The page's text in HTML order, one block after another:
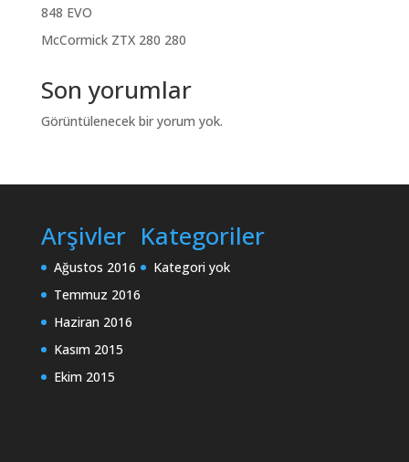
848 EVO
McCormick ZTX 280 280
Son yorumlar
Görüntülenecek bir yorum yok.
Arşivler
Ağustos 2016
Temmuz 2016
Haziran 2016
Kasım 2015
Ekim 2015
Kategoriler
Kategori yok